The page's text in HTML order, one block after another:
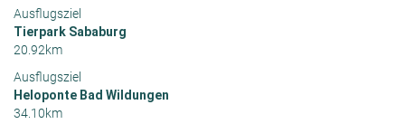
Ausflugsziel
Tierpark Sababurg
20.92km
Ausflugsziel
Heloponte Bad Wildungen
34.10km